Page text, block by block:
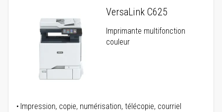
VersaLink C625
Imprimante multifonction
couleur
Impression, copie, numérisation, télécopie, courriel